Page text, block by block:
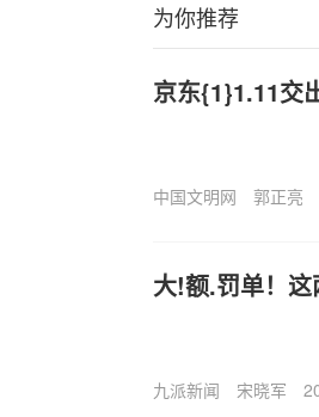
为你推荐
京东{1}1.11交
中国文明网 郭正亮
大!额.罚单！
九派新闻 宋晓军